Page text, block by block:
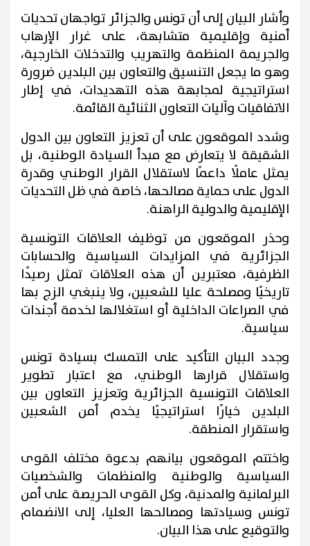
وأشار البيان إلى أن تونس والجزائر تواجهان تحديات
أمنية وإقليمية متشابهة، على غرار الإرهاب
والجريمة المنظمة والتهريب والتدخلات الخارجية،
وهو ما يجعل التنسيق والتعاون بين البلدين ضرورة
استراتيجية لمجابهة هذه التهديدات، في إطار
الاتفاقيات وآليات التعاون الثنائية القائمة.
وشدد الموقعون على أن تعزيز التعاون بين الدول
الشقيقة لا يتعارض مع مبدأ السيادة الوطنية، بل
يمثل عاملًا داعمًا لاستقلال القرار الوطني وقدرة
الدول على حماية مصالحها، خاصة في ظل التحديات
الإقليمية والدولية الراهنة.
وحذر الموقعون من توظيف العلاقات التونسية
الجزائرية في المزايدات السياسية والحسابات
الظرفية، معتبرين أن هذه العلاقات تمثل رصيدًا
تاريخيًا ومصلحة عليا للشعبين، ولا ينبغي الزج بها
في الصراعات الداخلية أو استغلالها لخدمة أجندات
سياسية.
وجدد البيان التأكيد على التمسك بسيادة تونس
واستقلال قرارها الوطني، مع اعتبار تطوير
العلاقات التونسية الجزائرية وتعزيز التعاون بين
البلدين خيارًا استراتيجيًا يخدم أمن الشعبين
واستقرار المنطقة.
واختتم الموقعون بيانهم بدعوة مختلف القوى
السياسية والوطنية والمنظمات والشخصيات
البرلمانية والمدنية، وكل القوى الحريصة على أمن
تونس وسيادتها ومصالحها العليا، إلى الانضمام
والتوقيع على هذا البيان.